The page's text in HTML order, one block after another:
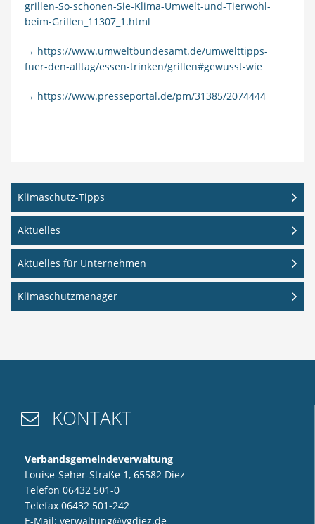
grillen-So-schonen-Sie-Klima-Umwelt-und-Tierwohl-
beim-Grillen_11307_1.html
→ https://www.umweltbundesamt.de/umwelttipps-
fuer-den-alltag/essen-trinken/grillen#gewusst-wie
→ https://www.presseportal.de/pm/31385/2074444
Klimaschutz-Tipps
Aktuelles
Aktuelles für Unternehmen
Klimaschutzmanager
 KONTAKT
Verbandsgemeindeverwaltung
Louise-Seher-Straße 1, 65582 Diez
Telefon 06432 501-0
Telefax 06432 501-242
E-Mail: verwaltung@vgdiez.de